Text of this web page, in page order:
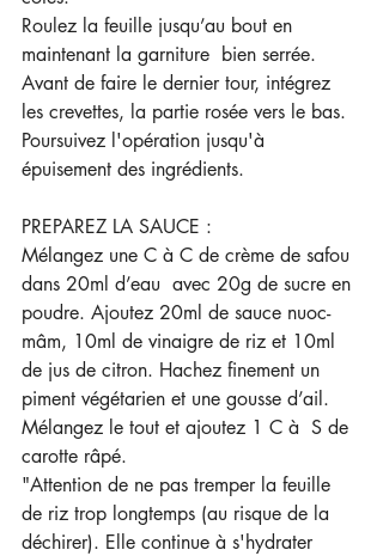
Roulez la feuille jusqu’au bout en
maintenant la garniture  bien serrée.
Avant de faire le dernier tour, intégrez
les crevettes, la partie rosée vers le bas.
Poursuivez l'opération jusqu'à
épuisement des ingrédients.
PREPAREZ LA SAUCE :
Mélangez une C à C de crème de safou
dans 20ml d’eau  avec 20g de sucre en
poudre. Ajoutez 20ml de sauce nuoc-
mâm, 10ml de vinaigre de riz et 10ml
de jus de citron. Hachez finement un
piment végétarien et une gousse d’ail.
Mélangez le tout et ajoutez 1 C à  S de
carotte râpé.
"Attention de ne pas tremper la feuille
de riz trop longtemps (au risque de la
déchirer). Elle continue à s'hydrater